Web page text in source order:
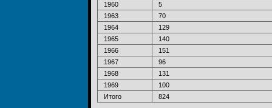
1960
5
1963
70
1964
129
1965
140
1966
151
1967
96
1968
131
1969
100
Итого
824